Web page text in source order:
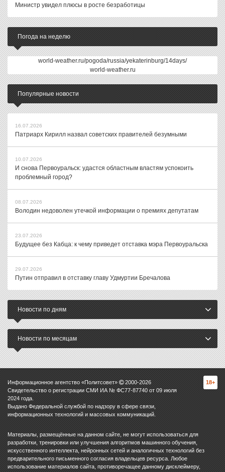
Министр увидел плюсы в росте безработицы
Погода на неделю
world-weather.ru/pogoda/russia/yekaterinburg/14days/
world-weather.ru
Популярные новости
16.07.2026
Патриарх Кирилл назвал советских правителей безумными
10.07.2026
И снова Первоуральск: удастся областным властям успокоить
проблемный город?
08.07.2026
Володин недоволен утечкой информации о премиях депутатам
23.07.2026
Будущее без Кабца: к чему приведет отставка мэра Первоуральска
29.07.2026
Путин отправил в отставку главу Удмуртии Бречалова
Новости по дням
Новости по месяцам
Информационное агентство «Политсовет» 2000-2026
Свидетельство о регистрации СМИ ИА № ФС77-87740 от 09 июля
2024 года.
Выдано Федеральной службой по надзору в сфере связи,
информационных технологий и массовых коммуникаций.
18+
Материалы, размещённые на данном сайте, не могут использоваться для
разработки, тренировки или улучшения алгоритмов машинного обучения,
искусственного интеллекта, нейронных сетей и аналогичных технологий без
предварительного письменного согласия владельцев ресурса. Любое
использование материалов сайта, противоречащее данному дисклеймеру,